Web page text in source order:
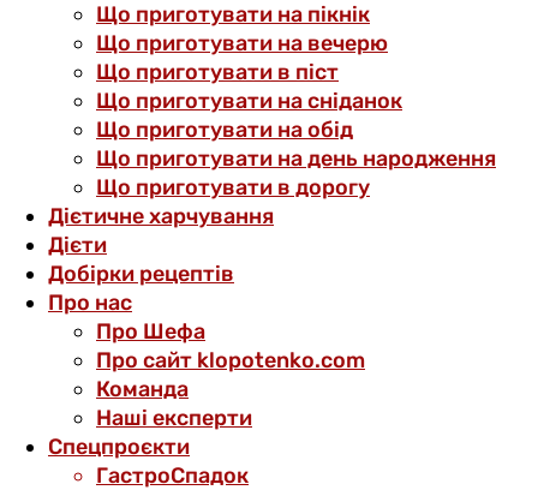
Що приготувати на пікнік
Що приготувати на вечерю
Що приготувати в піст
Що приготувати на сніданок
Що приготувати на обід
Що приготувати на день народження
Що приготувати в дорогу
Дієтичне харчування
Дієти
Добірки рецептів
Про нас
Про Шефа
Про сайт klopotenko.com
Команда
Наші експерти
Спецпроєкти
ГастроСпадок